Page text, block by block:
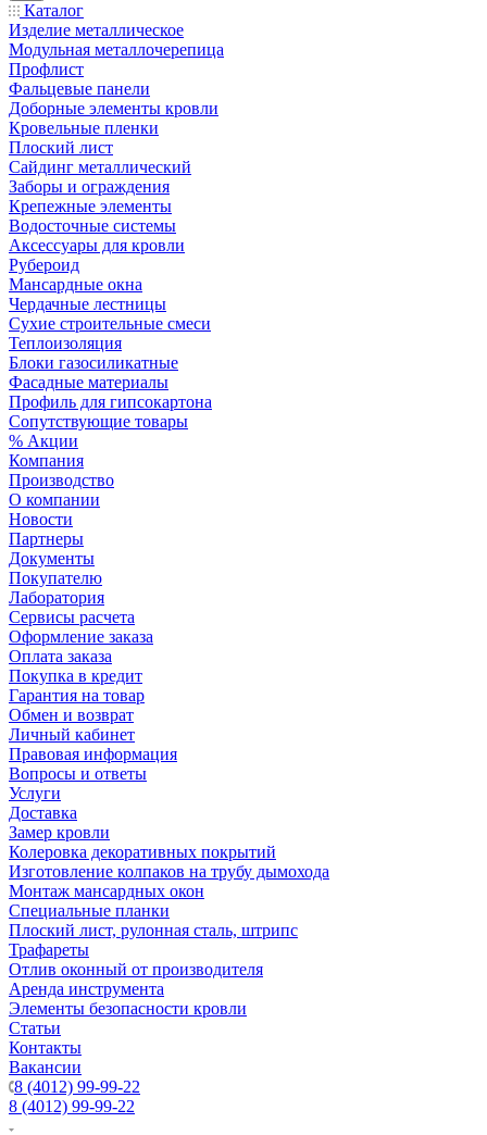
Каталог
Изделие металлическое
Модульная металлочерепица
Профлист
Фальцевые панели
Доборные элементы кровли
Кровельные пленки
Плоский лист
Сайдинг металлический
Заборы и ограждения
Крепежные элементы
Водосточные системы
Аксессуары для кровли
Рубероид
Мансардные окна
Чердачные лестницы
Сухие строительные смеси
Теплоизоляция
Блоки газосиликатные
Фасадные материалы
Профиль для гипсокартона
Сопутствующие товары
% Акции
Компания
Производство
О компании
Новости
Партнеры
Документы
Покупателю
Лаборатория
Сервисы расчета
Оформление заказа
Оплата заказа
Покупка в кредит
Гарантия на товар
Обмен и возврат
Личный кабинет
Правовая информация
Вопросы и ответы
Услуги
Доставка
Замер кровли
Колеровка декоративных покрытий
Изготовление колпаков на трубу дымохода
Монтаж мансардных окон
Специальные планки
Плоский лист, рулонная сталь, штрипс
Трафареты
Отлив оконный от производителя
Аренда инструмента
Элементы безопасности кровли
Статьи
Контакты
Вакансии
8 (4012) 99-99-22
8 (4012) 99-99-22